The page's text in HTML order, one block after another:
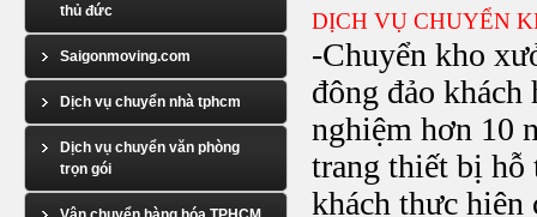
thủ đức
Saigonmoving.com
Dịch vụ chuyển nhà tphcm
Dịch vụ chuyển văn phòng
trọn gói
DỊCH VỤ CHUYỂN
-Chuyển kho
đông đảo
nghiệm hơn 10
trang thiết bị
khách thực hiện